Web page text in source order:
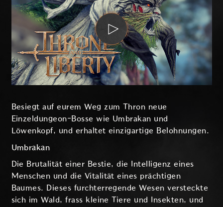
Besiegt auf eurem Weg zum Thron neue
Einzeldungeon-Bosse wie Umbrakan und
Löwenkopf, und erhaltet einzigartige Belohnungen.
Umbrakan
Die Brutalität einer Bestie, die Intelligenz eines
Menschen und die Vitalität eines prächtigen
Baumes. Dieses furchterregende Wesen versteckte
sich im Wald, frass kleine Tiere und Insekten, und